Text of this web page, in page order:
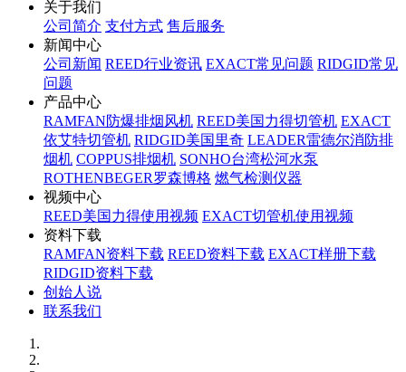
关于我们
公司简介 支付方式 售后服务
新闻中心
公司新闻 REED行业资讯 EXACT常见问题 RIDGID常见
问题
产品中心
RAMFAN防爆排烟风机 REED美国力得切管机 EXACT
依艾特切管机 RIDGID美国里奇 LEADER雷德尔消防排
烟机 COPPUS排烟机 SONHO台湾松河水泵
ROTHENBEGER罗森博格 燃气检测仪器
视频中心
REED美国力得使用视频 EXACT切管机使用视频
资料下载
RAMFAN资料下载 REED资料下载 EXACT样册下载
RIDGID资料下载
创始人说
联系我们